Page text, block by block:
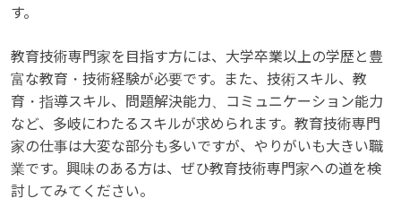
す。
教育技術専門家を目指す方には、大学卒業以上の学歴と豊
富な教育・技術経験が必要です。また、技術スキル、教
育・指導スキル、問題解決能力、コミュニケーション能力
など、多岐にわたるスキルが求められます。教育技術専門
家の仕事は大変な部分も多いですが、やりがいも大きい職
業です。興味のある方は、ぜひ教育技術専門家への道を検
討してみてください。